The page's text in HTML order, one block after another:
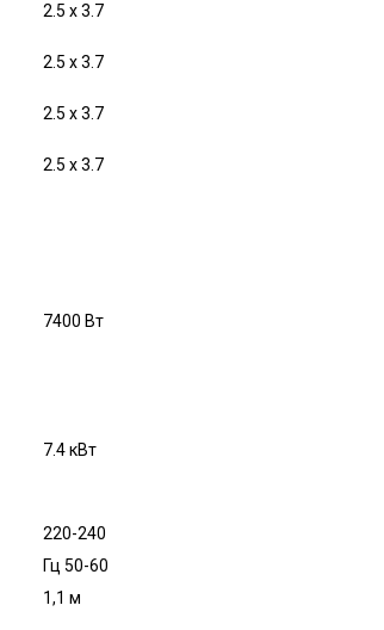
2.5 х 3.7
2.5 х 3.7
2.5 х 3.7
2.5 х 3.7
7400 Вт
7.4 кВт
220-240
Гц 50-60
1,1 м